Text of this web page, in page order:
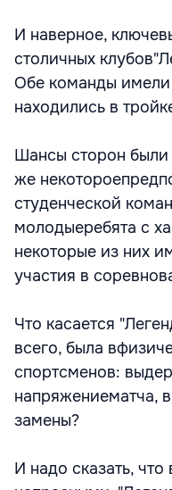
И наверное,
столичных
Обе команды имели
находились в
Шансы сторон
же
студенческой
молодыеребята с
некоторые из них
участия в
Что касается
всего, была
спортсменов:
напряжениематча,
замены?
И надо сказать,